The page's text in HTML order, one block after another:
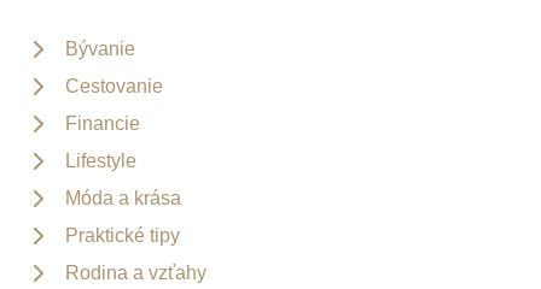
Bývanie
Cestovanie
Financie
Lifestyle
Móda a krása
Praktické tipy
Rodina a vzťahy